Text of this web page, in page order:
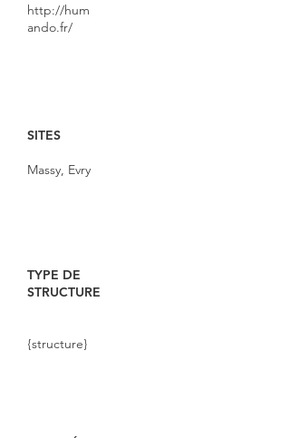
http://hum
ando.fr/
SITES
Massy, Evry
TYPE DE
STRUCTURE
{structure}